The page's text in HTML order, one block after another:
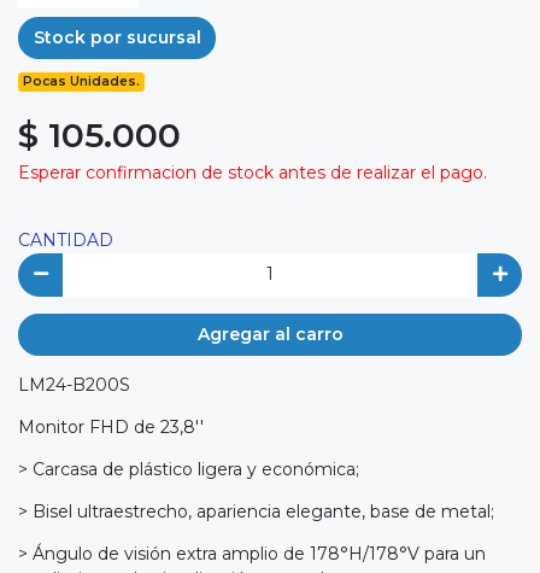
Stock por sucursal
Pocas Unidades.
$ 105.000
Esperar confirmacion de stock antes de realizar el pago.
CANTIDAD
Agregar al carro
LM24-B200S
Monitor FHD de 23,8''
> Carcasa de plástico ligera y económica;
> Bisel ultraestrecho, apariencia elegante, base de metal;
> Ángulo de visión extra amplio de 178°H/178°V para un